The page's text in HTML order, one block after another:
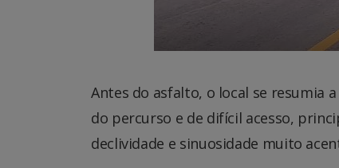
Antes do asfalto, o local se resumia
do percurso e de difícil acesso,
declividade e sinuosidade muito